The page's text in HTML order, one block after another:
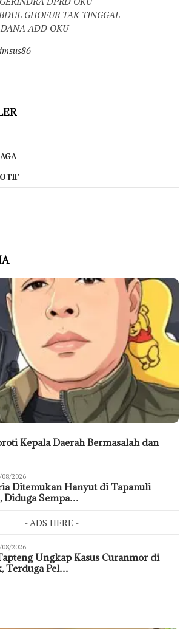
GHOFUR TAK TINGGAL
ADD OKU
Kepala Daerah Bermasalah dan
08/2026
Ditemukan Hanyut di Tapanuli
Diduga Sempa…
- ADS HERE -
08/2026
Ungkap Kasus Curanmor di
Terduga Pel…